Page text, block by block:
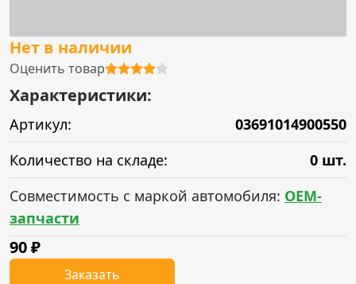
Нет в наличии
Оценить товар
Характеристики:
Артикул:
03691014900550
Количество на складе:
0 шт.
Совместимость с маркой автомобиля: OEM-
запчасти
90₽
Заказать